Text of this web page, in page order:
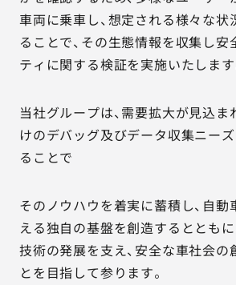
車両に乗車し、想定される様々な状
ることで、その生態情報を収集し安
ティに関する検証を実施いたします
当社グループは、需要拡大が見込
けのデバッグ及びデータ収集ニー
ることで
そのノウハウを着実に蓄積し、自
える独自の基盤を創造するととも
技術の発展を支え、安全な車社会の
とを目指して参ります。